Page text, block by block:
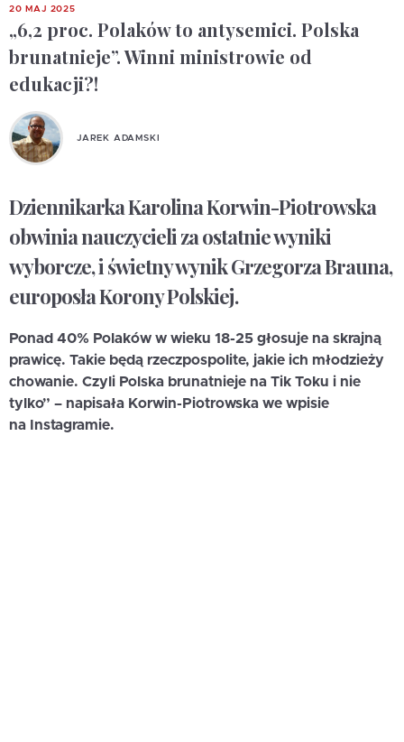
20 MAJ 2025
„6,2 proc. Polaków to antysemici. Polska
brunatnieje”. Winni ministrowie od
edukacji?!
JAREK ADAMSKI
Dziennikarka Karolina Korwin-Piotrowska
obwinia nauczycieli za ostatnie wyniki
wyborcze, i świetny wynik Grzegorza Brauna,
europosła Korony Polskiej.
Ponad 40% Polaków w wieku 18-25 głosuje na skrajną
prawicę. Takie będą rzeczpospolite, jakie ich młodzieży
chowanie. Czyli Polska brunatnieje na Tik Toku i nie
tylko” – napisała Korwin-Piotrowska we wpisie
na Instagramie.